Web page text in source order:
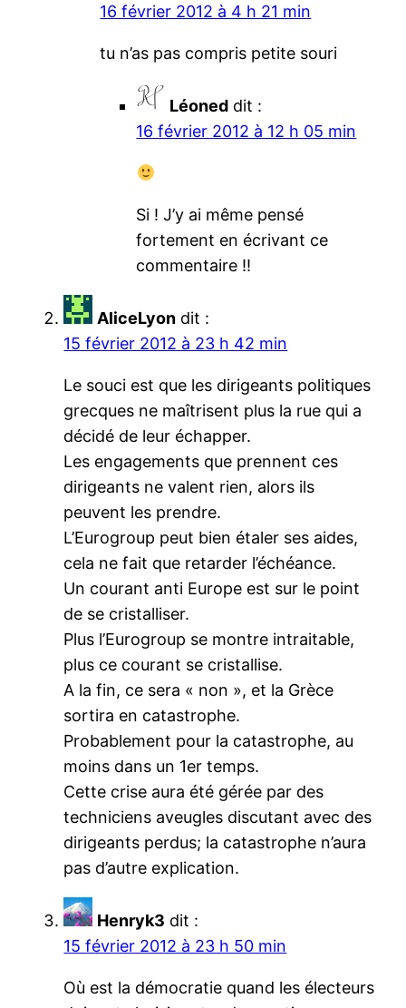
16 février 2012 à 4 h 21 min
tu n’as pas compris petite souri
Léoned dit :
16 février 2012 à 12 h 05 min
Si ! J’y ai même pensé
fortement en écrivant ce
commentaire !!
AliceLyon dit :
15 février 2012 à 23 h 42 min
Le souci est que les dirigeants politiques
grecques ne maîtrisent plus la rue qui a
décidé de leur échapper.
Les engagements que prennent ces
dirigeants ne valent rien, alors ils
peuvent les prendre.
L’Eurogroup peut bien étaler ses aides,
cela ne fait que retarder l’échéance.
Un courant anti Europe est sur le point
de se cristalliser.
Plus l’Eurogroup se montre intraitable,
plus ce courant se cristallise.
A la fin, ce sera « non », et la Grèce
sortira en catastrophe.
Probablement pour la catastrophe, au
moins dans un 1er temps.
Cette crise aura été gérée par des
techniciens aveugles discutant avec des
dirigeants perdus; la catastrophe n’aura
pas d’autre explication.
Henryk3 dit :
15 février 2012 à 23 h 50 min
Où est la démocratie quand les électeurs